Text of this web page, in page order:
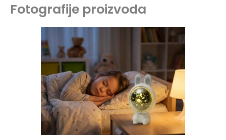
Fotografije proizvoda